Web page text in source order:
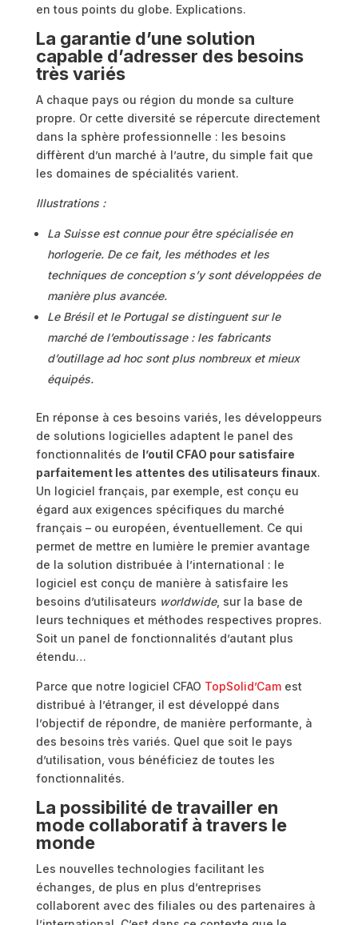
en tous points du globe. Explications.
La garantie d’une solution
capable d’adresser des besoins
très variés
A chaque pays ou région du monde sa culture
propre. Or cette diversité se répercute directement
dans la sphère professionnelle : les besoins
diffèrent d’un marché à l’autre, du simple fait que
les domaines de spécialités varient.
Illustrations :
La Suisse est connue pour être spécialisée en
horlogerie. De ce fait, les méthodes et les
techniques de conception s’y sont développées de
manière plus avancée.
Le Brésil et le Portugal se distinguent sur le
marché de l’emboutissage : les fabricants
d’outillage ad hoc sont plus nombreux et mieux
équipés.
En réponse à ces besoins variés, les développeurs
de solutions logicielles adaptent le panel des
fonctionnalités de l’outil CFAO pour satisfaire
parfaitement les attentes des utilisateurs finaux.
Un logiciel français, par exemple, est conçu eu
égard aux exigences spécifiques du marché
français – ou européen, éventuellement. Ce qui
permet de mettre en lumière le premier avantage
de la solution distribuée à l’international : le
logiciel est conçu de manière à satisfaire les
besoins d’utilisateurs worldwide, sur la base de
leurs techniques et méthodes respectives propres.
Soit un panel de fonctionnalités d’autant plus
étendu…
Parce que notre logiciel CFAO TopSolid’Camest
distribué à l’étranger, il est développé dans
l’objectif de répondre, de manière performante, à
des besoins très variés. Quel que soit le pays
d’utilisation, vous bénéficiez de toutes les
fonctionnalités.
La possibilité de travailler en
mode collaboratif à travers le
monde
Les nouvelles technologies facilitant les
échanges, de plus en plus d’entreprises
collaborent avec des filiales ou des partenaires à